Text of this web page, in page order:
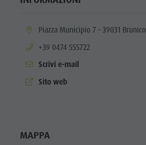
aria.location:
Piazza Municipio 7 - 39031 Brunico
aria.phone:
+39 0474 555722
Scrivi e-mail
aria.website:
Sito web
MAPPA